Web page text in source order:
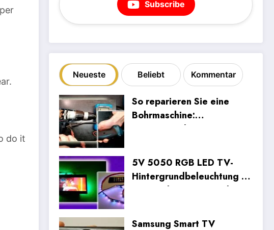
do it
Subscribe
Neueste Beliebt Kommentar
So reparieren Sie eine
Bohrmaschine:
Systematische
Fehlerbehebung bei der
Verkabelung
5V 5050 RGB LED TV-
Hintergrundbeleuchtung im
Test: Unboxing, Einrichtung
Samsung Smart TV